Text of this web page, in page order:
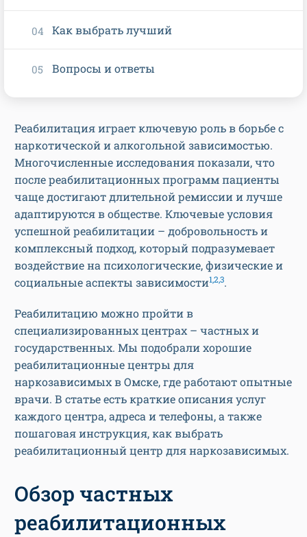
Реабилитация играет ключевую роль в борьбе с
наркотической и алкогольной зависимостью.
Многочисленные исследования показали, что
после реабилитационных программ пациенты
чаще достигают длительной ремиссии и лучше
адаптируются в обществе. Ключевые условия
успешной реабилитации – добровольность и
комплексный подход, который подразумевает
воздействие на психологические, физические и
социальные аспекты зависимости1,2,3.
Реабилитацию можно пройти в
специализированных центрах – частных и
государственных. Мы подобрали хорошие
реабилитационные центры для
наркозависимых в Омске, где работают опытные
врачи. В статье есть краткие описания услуг
каждого центра, адреса и телефоны, а также
пошаговая инструкция, как выбрать
реабилитационный центр для наркозависимых.
Обзор частных
реабилитационных
Как выбрать лучший
Вопросы и ответы